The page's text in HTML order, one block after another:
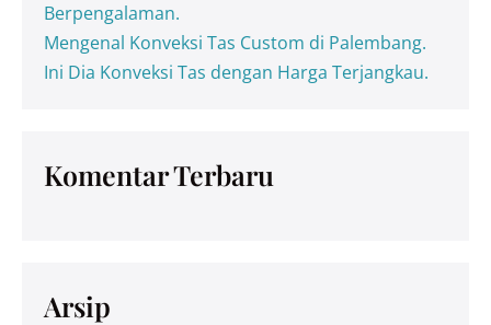
Berpengalaman.
Mengenal Konveksi Tas Custom di Palembang.
Ini Dia Konveksi Tas dengan Harga Terjangkau.
Komentar Terbaru
Arsip